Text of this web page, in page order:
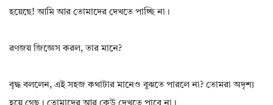
হয়েছে! আমি আর তোমাদের দেখতে পাচ্ছি না।
রণজয় জিজ্ঞেস করল, তার মানে?
বৃদ্ধ বললেন, এই সহজ কথাটার মানেও বুঝতে পারলে না? তোমরা অদৃশ্য